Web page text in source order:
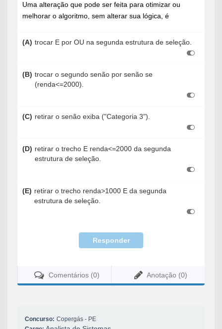
Uma alteração que pode ser feita para otimizar ou
melhorar o algoritmo, sem alterar sua lógica, é
(A) trocar E por OU na segunda estrutura de seleção.
(B) trocar o segundo senão por senão se
(renda<=2000).
(C) retirar o senão exiba ("Categoria 3").
(D) retirar o trecho E renda<=2000 da segunda
estrutura de seleção.
(E) retirar o trecho renda>1000 E da segunda
estrutura de seleção.
Responder
Comentários (0) Anotação (0)
Concurso: Copergás - PE